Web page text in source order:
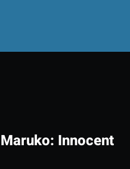
Maruko: Innocent